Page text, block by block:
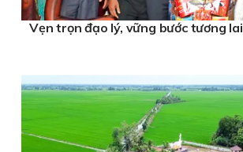
Vẹn trọn đạo lý, vững bước tương lai